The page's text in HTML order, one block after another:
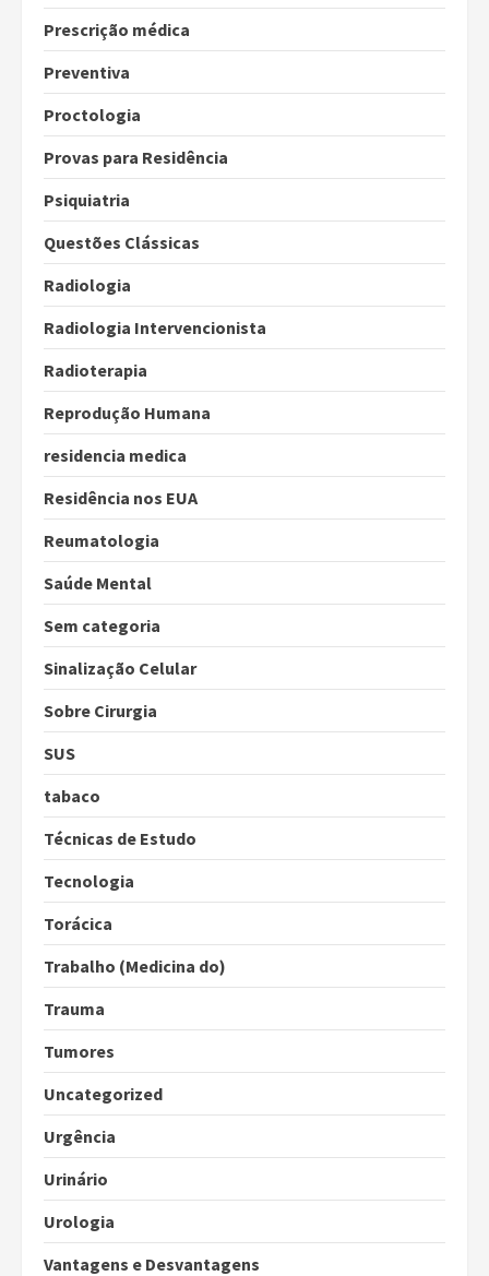
Prescrição médica
Preventiva
Proctologia
Provas para Residência
Psiquiatria
Questões Clássicas
Radiologia
Radiologia Intervencionista
Radioterapia
Reprodução Humana
residencia medica
Residência nos EUA
Reumatologia
Saúde Mental
Sem categoria
Sinalização Celular
Sobre Cirurgia
SUS
tabaco
Técnicas de Estudo
Tecnologia
Torácica
Trabalho (Medicina do)
Trauma
Tumores
Uncategorized
Urgência
Urinário
Urologia
Vantagens e Desvantagens